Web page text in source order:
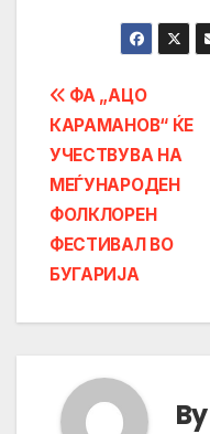
Post
navigation
ФА „АЦО
КАРАМАНОВ“ ЌЕ
УЧЕСТВУВА НА
МЕЃУНАРОДЕН
ФОЛКЛОРЕН
ФЕСТИВАЛ ВО
БУГАРИЈА
By